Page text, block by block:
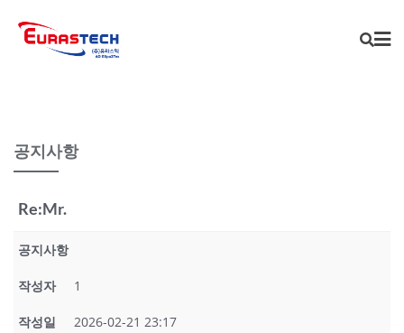
공지사항
Re:Mr.
공지사항
작성자 1
작성일 2026-02-21 23:17